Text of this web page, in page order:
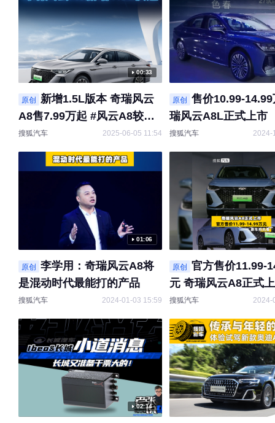
00:33
原创
新增1.5L版本 奇瑞风云
A8售7.99万起 #风云A8较真
到底发布会
搜狐汽车 2025-06-05 11:54
原创
售价10.99-
瑞风云A8L正式上市
搜狐汽车 2024-
01:06
原创
李学用：奇瑞风云A8将
是混动时代最能打的产品
搜狐汽车 2024-01-03 15:59
原创
官方售价11.99-
元 奇瑞风云A8正式
车抢先看 #快讯 @奇
@奇瑞新能源汽车
搜狐汽车 2024-
02:14